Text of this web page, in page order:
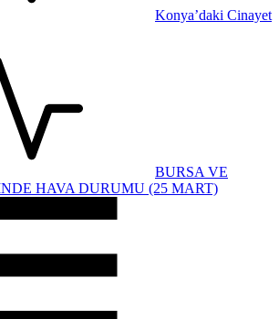
Konya’daki Cinayet
BURSA VE
HAVA DURUMU (25 MART)